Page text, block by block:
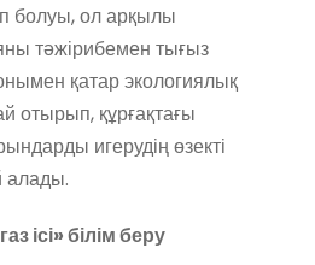
болуы, ол арқылы
тәжірибемен тығыз
қатар экологиялық
отырып, құрғақтағы
игерудің өзекті
алады.
ісі» білім беру